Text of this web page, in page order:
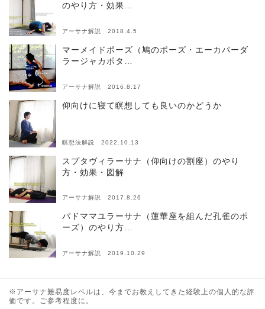
のやり方・効果…
アーサナ解説 2018.4.5
マーメイドポーズ（鳩のポーズ・エーカパーダ
ラージャカポタ…
アーサナ解説 2016.8.17
仰向けに寝て瞑想しても良いのかどうか
瞑想法解説 2022.10.13
スプタヴィラーサナ（仰向けの割座）のやり
方・効果・図解
アーサナ解説 2017.8.26
パドママユラーサナ（蓮華座を組んだ孔雀のポ
ーズ）のやり方…
アーサナ解説 2019.10.29
※アーサナ難易度レベルは、今までお教えしてきた経験上の個人的な評
価です。ご参考程度に。